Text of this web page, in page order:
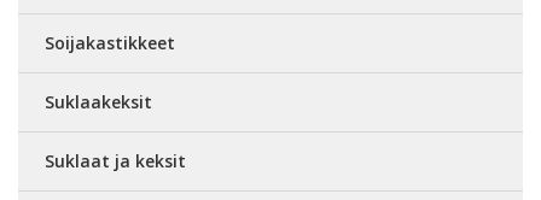
Soijakastikkeet
Suklaakeksit
Suklaat ja keksit